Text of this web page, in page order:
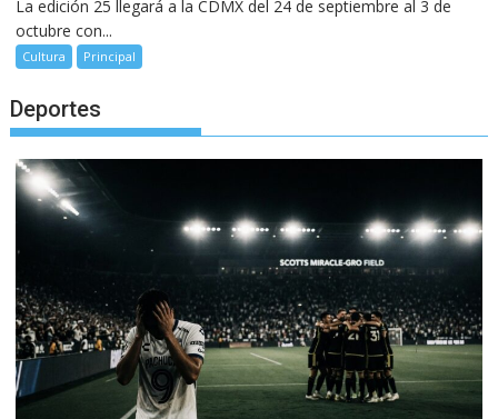
La edición 25 llegará a la CDMX del 24 de septiembre al 3 de
octubre con...
Cultura Principal
Deportes